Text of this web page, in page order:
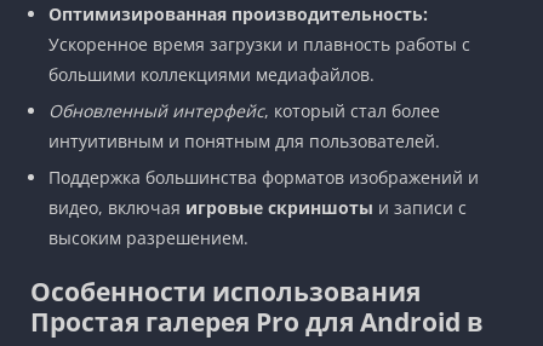
Оптимизированная производительность:
Ускоренное время загрузки и плавность работы с
большими коллекциями медиафайлов.
Обновленный интерфейс, который стал более
интуитивным и понятным для пользователей.
Поддержка большинства форматов изображений и
видео, включая игровые скриншоты и записи с
высоким разрешением.
Особенности использования
Простая галерея Pro для Android в